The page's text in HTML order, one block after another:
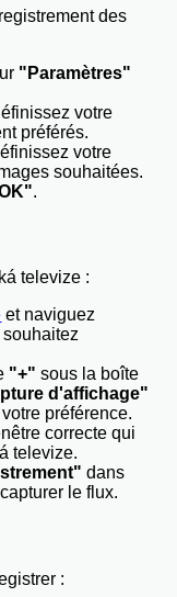
des
"Paramètres"
votre
préférés.
votre
souhaitées.
.
televize :
et naviguez
"+" sous la boîte
d'affichage"
préférence.
correcte qui
televize.
dans
le flux.
: